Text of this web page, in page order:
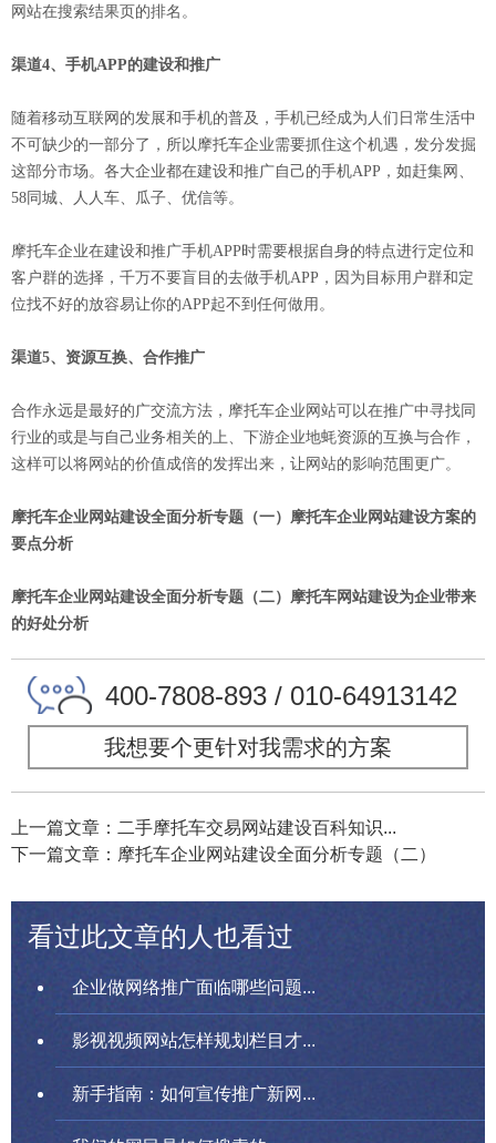
网站在搜索结果页的排名。
渠道4、手机APP的建设和推广
随着移动互联网的发展和手机的普及，手机已经成为人们日常生活中
不可缺少的一部分了，所以摩托车企业需要抓住这个机遇，发分发掘
这部分市场。各大企业都在建设和推广自己的手机APP，如赶集网、
58同城、人人车、瓜子、优信等。
摩托车企业在建设和推广手机APP时需要根据自身的特点进行定位和
客户群的选择，千万不要盲目的去做手机APP，因为目标用户群和定
位找不好的放容易让你的APP起不到任何做用。
渠道5、资源互换、合作推广
合作永远是最好的广交流方法，摩托车企业网站可以在推广中寻找同
行业的或是与自己业务相关的上、下游企业地蚝资源的互换与合作，
这样可以将网站的价值成倍的发挥出来，让网站的影响范围更广。
摩托车企业网站建设全面分析专题（一）摩托车企业网站建设方案的
要点分析
摩托车企业网站建设全面分析专题（二）摩托车网站建设为企业带来
的好处分析
400-7808-893 / 010-64913142
我想要个更针对我需求的方案
上一篇文章：二手摩托车交易网站建设百科知识...
下一篇文章：摩托车企业网站建设全面分析专题（二）
看过此文章的人也看过
企业做网络推广面临哪些问题...
影视视频网站怎样规划栏目才...
新手指南：如何宣传推广新网...